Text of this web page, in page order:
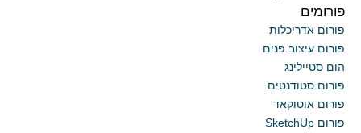
פורומים
פורום אדריכלות
פורום עיצוב פנים
הום סטיילינג
פורום סטודנטים
פורום אוטוקאד
פורום SketchUp